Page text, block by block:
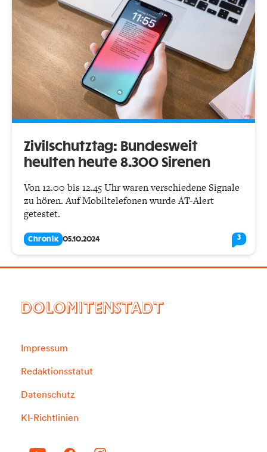
Zivilschutztag: Bundesweit
heulten heute 8.300 Sirenen
Von 12.00 bis 12.45 Uhr waren verschiedene Signale
zu hören. Auf Mobiltelefonen wurde AT-Alert
getestet.
Chronik 05.10.2024 3
DOLOMITENSTADT
Impressum
Redaktionsstatut
Datenschutz
KI-Richtlinien